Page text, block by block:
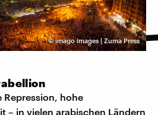
©imago images | Zuma Press
hohe
– in vielen arabischen Ländern